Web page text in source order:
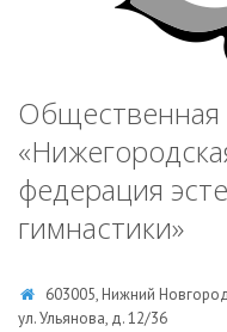
Общественная
федерация
гимнастики»
603005, Нижний
ул. Ульянова, д. 12/36